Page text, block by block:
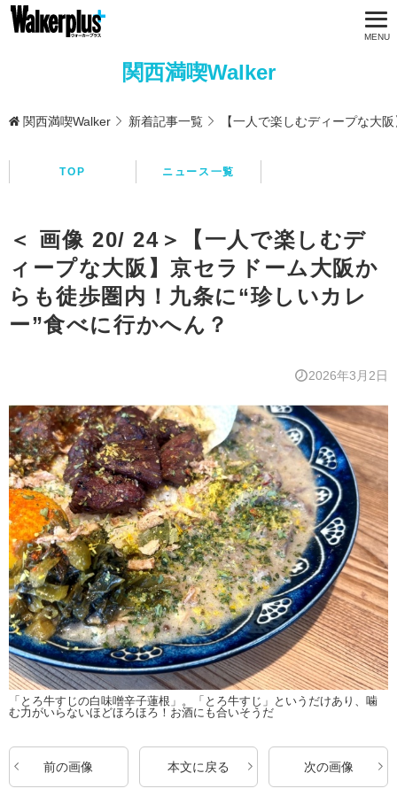
関西満喫Walker
関西満喫Walker 新着記事一覧 【一人で楽しむディープな大
TOP ニュース一覧
＜ 画像 20/ 24＞【一人で楽しむデ
ィープな大阪】京セラドーム大阪か
らも徒歩圏内！九条に“珍しいカレ
ー”食べに行かへん？
2026年3月2日
「とろ牛すじの白味噌辛子蓮根」。「とろ牛すじ」というだけあり、噛
む力がいらないほどほろほろ！お酒にも合いそうだ
前の画像 本文に戻る 次の画像